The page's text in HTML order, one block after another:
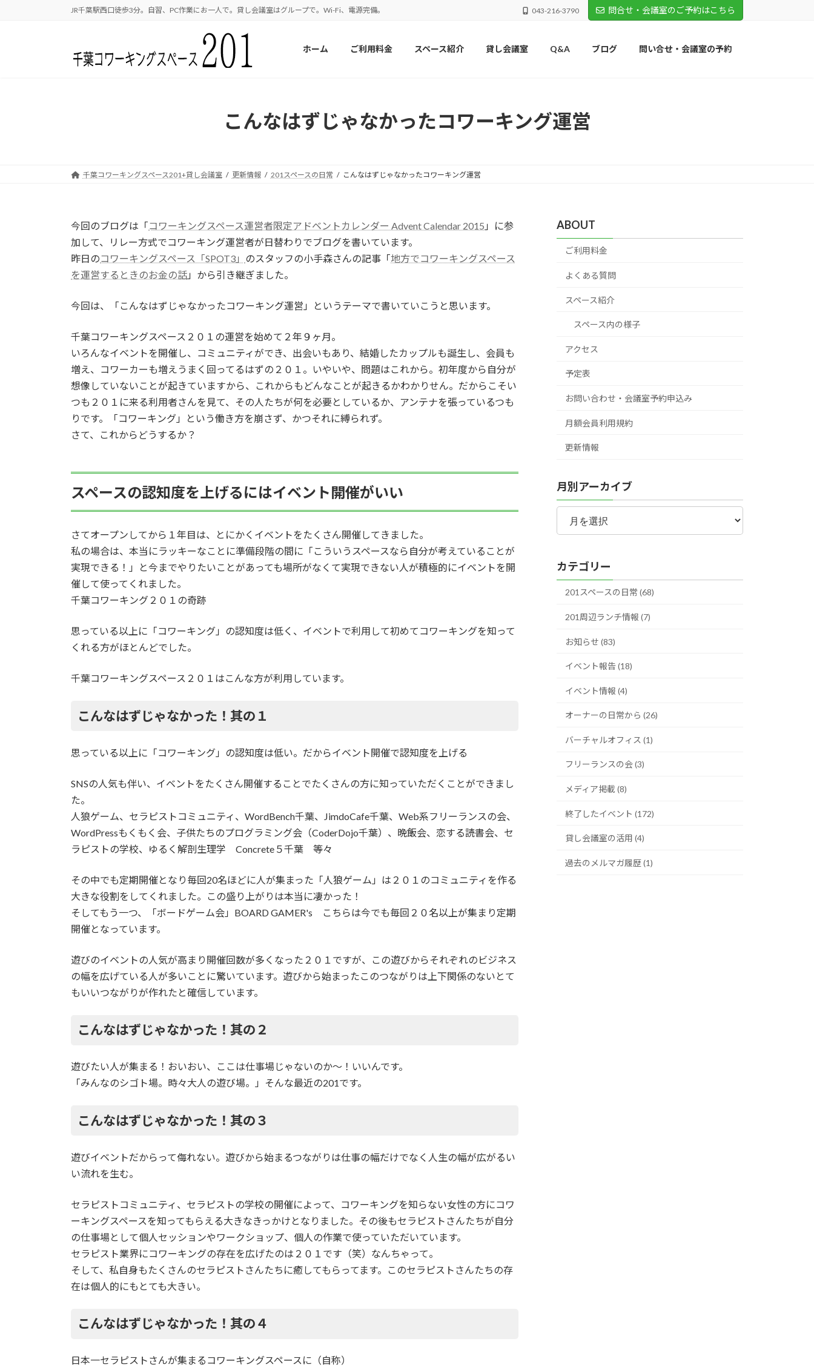
JR千葉駅西口徒歩3分。自習、PC作業にお一人で。貸し会議室はグループで。Wi-Fi、電源完備。 043-216-3790 問合せ・会議室のご予約はこちら
ホーム ご利用料金 スペース紹介 貸し会議室 Q&A ブログ 問い合せ・会議室の予約
こんなはずじゃなかったコワーキング運営
千葉コワーキングスペース201+貸し会議室 更新情報 201スペースの日常 こんなはずじゃなかったコワーキング運営
今回のブログは「コワーキングスペース運営者限定アドベントカレンダー Advent Calendar 2015 」に参
加して、リレー方式でコワーキング運営者が日替わりでブログを書いています。
昨日のコワーキングスペース「SPOT3」 のスタッフの小手森さんの記事「地方でコワーキングスペース
を運営するときのお金の話 」から引き継ぎました。
今回は、「こんなはずじゃなかったコワーキング運営」というテーマで書いていこうと思います。
千葉コワーキングスペース２０１の運営を始めて２年９ヶ月。
いろんなイベントを開催し、コミュニティができ、出会いもあり、結婚したカップルも誕生し、会員も
増え、コワーカーも増えうまく回ってるはずの２０１。いやいや、問題はこれから。初年度から自分が
想像していないことが起きていますから、これからもどんなことが起きるかわかりせん。だからこそい
つも２０１に来る利用者さんを見て、その人たちが何を必要としているか、アンテナを張っているつも
りです。「コワーキング」という働き方を崩さず、かつそれに縛られず。
さて、これからどうするか？
スペースの認知度を上げるにはイベント開催がいい
さてオープンしてから１年目は、とにかくイベントをたくさん開催してきました。
私の場合は、本当にラッキーなことに準備段階の間に「こういうスペースなら自分が考えていることが
実現できる！」と今までやりたいことがあっても場所がなくて実現できない人が積極的にイベントを開
催して使ってくれました。
千葉コワーキング２０１の奇跡
思っている以上に「コワーキング」の認知度は低く、イベントで利用して初めてコワーキングを知って
くれる方がほとんどでした。
千葉コワーキングスペース２０１はこんな方が利用しています。
こんなはずじゃなかった！其の１
思っている以上に「コワーキング」の認知度は低い。だからイベント開催で認知度を上げる
SNSの人気も伴い、イベントをたくさん開催することでたくさんの方に知っていただくことができまし
た。
人狼ゲーム、セラピストコミュニティ、WordBench千葉、JimdoCafe千葉、Web系フリーランスの会、
WordPressもくもく会、子供たちのプログラミング会（CoderDojo千葉）、晩飯会、恋する読書会、セ
ラピストの学校、ゆるく解剖生理学 Concrete５千葉 等々
その中でも定期開催となり毎回20名ほどに人が集まった「人狼ゲーム」は２０１のコミュニティを作る
大きな役割をしてくれました。この盛り上がりは本当に凄かった！
そしてもう一つ、「ボードゲーム会」BOARD GAMER's こちらは今でも毎回２０名以上が集まり定期
開催となっています。
遊びのイベントの人気が高まり開催回数が多くなった２０１ですが、この遊びからそれぞれのビジネス
の幅を広げている人が多いことに驚いています。遊びから始まったこのつながりは上下関係のないとて
もいいつながりが作れたと確信しています。
こんなはずじゃなかった！其の２
遊びたい人が集まる！おいおい、ここは仕事場じゃないのか〜！いいんです。
「みんなのシゴト場。時々大人の遊び場。」そんな最近の201です。
こんなはずじゃなかった！其の３
遊びイベントだからって侮れない。遊びから始まるつながりは仕事の幅だけでなく人生の幅が広がるい
い流れを生む。
セラピストコミュニティ、セラピストの学校の開催によって、コワーキングを知らない女性の方にコワ
ーキングスペースを知ってもらえる大きなきっかけとなりました。その後もセラピストさんたちが自分
の仕事場として個人セッションやワークショップ、個人の作業で使っていただいています。
セラピスト業界にコワーキングの存在を広げたのは２０１です（笑）なんちゃって。
そして、私自身もたくさんのセラピストさんたちに癒してもらってます。このセラピストさんたちの存
在は個人的にもとても大きい。
こんなはずじゃなかった！其の４
日本一セラピストさんが集まるコワーキングスペースに（自称）
ABOUT
ご利用料金
よくある質問
スペース紹介
スペース内の様子
アクセス
予定表
お問い合わせ・会議室予約申込み
月額会員利用規約
更新情報
月別アーカイブ
月
ア
カ
イ
ブ
カテゴリー
201スペースの日常 (68)
201周辺ランチ情報 (7)
お知らせ (83)
イベント報告 (18)
イベント情報 (4)
オーナーの日常から (26)
バーチャルオフィス (1)
フリーランスの会 (3)
メディア掲載 (8)
終了したイベント (172)
貸し会議室の活用 (4)
過去のメルマガ履歴 (1)